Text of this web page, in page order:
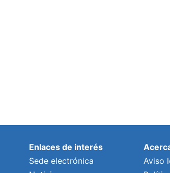
Enlaces de interés
Sede electrónica
Aviso